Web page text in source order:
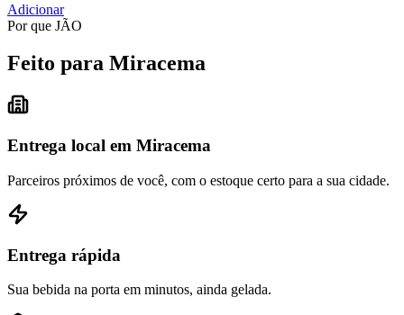
Adicionar
Por que JÃO
Feito para Miracema
Entrega local em Miracema
Parceiros próximos de você, com o estoque certo para a sua cidade.
Entrega rápida
Sua bebida na porta em minutos, ainda gelada.